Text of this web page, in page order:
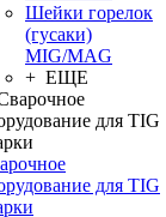
Шейки горелок
(гусаки)
MIG/MAG
+ ЕЩЕ
для TIG